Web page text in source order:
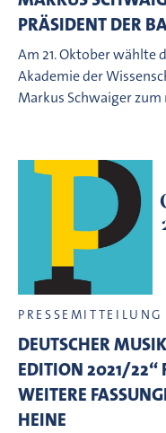
PRÄSIDENT DER
Am 21. Oktober wählte
Akademie der
Markus Schwaiger zum
PRESSEMITTEILUNG
DEUTSCHER
EDITION 2021/22“
WEITERE
HEINE